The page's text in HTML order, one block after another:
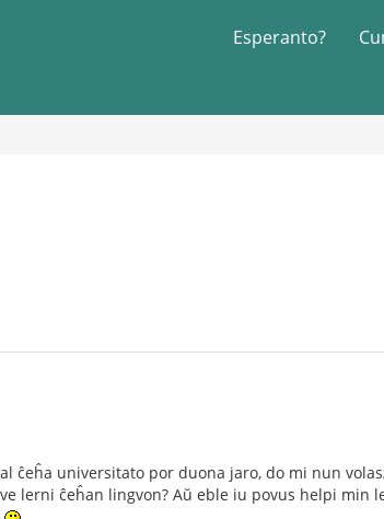
Esperanto?
ĉeĥa universitato por duona jaro, do mi nun
lerni ĉeĥan lingvon? Aŭ eble iu povus helpi min